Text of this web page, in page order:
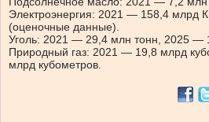
Электроэнергия: 2021 — 158,4 млрд
(оценочные данные).
Уголь: 2021 — 29,4 млн тонн, 2025 —
Природный газ: 2021 — 19,8 млрд
млрд кубометров.